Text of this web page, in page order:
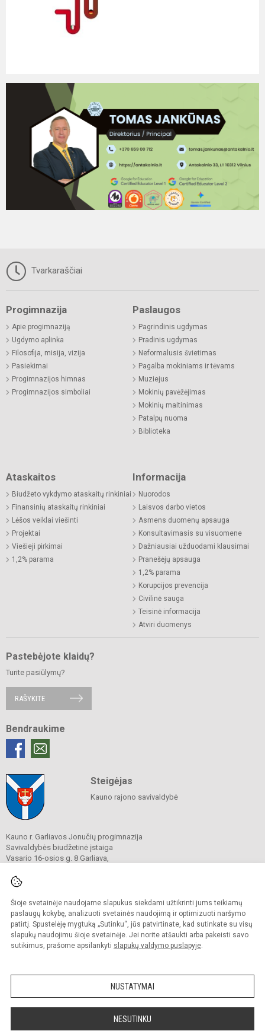
Šioje svetainėje naudojame slapukus siekdami užtikrinti jums teikiamų
paslaugų kokybę, analizuoti svetainės naudojimą ir optimizuoti naršymo
patirtį. Spustelėję mygtuką „Sutinku“, jūs patvirtinate, kad sutinkate su visų
slapukų naudojimu šioje svetainėje. Jei norite atšaukti arba pakeisti savo
sutikimus, prašome apsilankyti slapukų valdymo puslapyje.
NUSTATYMAI
NESUTINKU
Tvarkaraščiai
Progimnazija
Apie progimnaziją
Ugdymo aplinka
Filosofija, misija, vizija
Pasiekimai
Progimnazijos himnas
Progimnazijos simboliai
Paslaugos
Pagrindinis ugdymas
Pradinis ugdymas
Neformalusis švietimas
Pagalba mokiniams ir tėvams
Muziejus
Mokinių pavėžėjimas
Mokinių maitinimas
Patalpų nuoma
Biblioteka
Ataskaitos
Biudžeto vykdymo ataskaitų rinkiniai
Finansinių ataskaitų rinkiniai
Lėšos veiklai viešinti
Projektai
Viešieji pirkimai
1,2% parama
Informacija
Nuorodos
Laisvos darbo vietos
Asmens duomenų apsauga
Konsultavimasis su visuomene
Dažniausiai užduodami klausimai
Pranešėjų apsauga
1,2% parama
Korupcijos prevencija
Civilinė sauga
Teisinė informacija
Atviri duomenys
Pastebėjote klaidų?
Turite pasiūlymų?
RAŠYKITE
Bendraukime
Steigėjas
Kauno rajono savivaldybė
Kauno r. Garliavos Jonučių progimnazija
Savivaldybės biudžetinė įstaiga
Vasario 16-osios g. 8 Garliava,
Tel./ faks. +370 664 41456
El. p.
Duomenys kaupiami ir saugomi
Juridinių asmenų registre
Įmonės kodas 303383037
Kopijuoti turinį be raštiško progimnazijos sutikimo griežtai draudžiama.
Prieinamumo paraiška Slapukų valdymas
Sumanus būdas atnaujinti
svetainę